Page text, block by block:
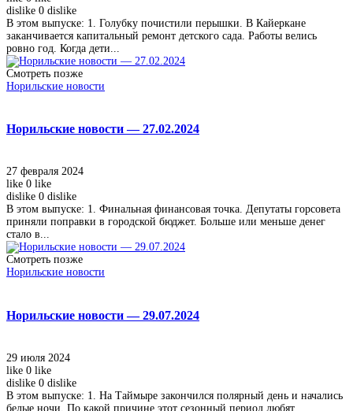
dislike 0 dislike
В этом выпуске: 1. Голубку почистили перышки. В Кайеркане
заканчивается капитальный ремонт детского сада. Работы велись
ровно год. Когда дети...
Смотреть позже
Норильские новости
Норильские новости — 27.02.2024
27 февраля 2024
like 0 like
dislike 0 dislike
В этом выпуске: 1. Финальная финансовая точка. Депутаты горсовета
приняли поправки в городской бюджет. Больше или меньше денег
стало в...
Смотреть позже
Норильские новости
Норильские новости — 29.07.2024
29 июля 2024
like 0 like
dislike 0 dislike
В этом выпуске: 1. На Таймыре закончился полярный день и начались
белые ночи. По какой причине этот сезонный период любят